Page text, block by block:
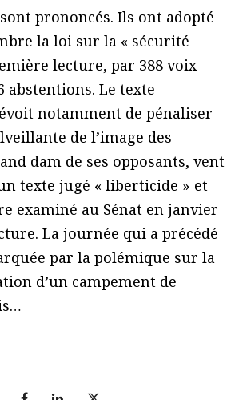
prononcés. Ils ont adopté
la loi sur la « sécurité
lecture, par 388 voix
abstentions. Le texte
notamment de pénaliser
de l’image des
dam de ses opposants, vent
texte jugé « liberticide » et
examiné au Sénat en janvier
La journée qui a précédé
par la polémique sur la
d’un campement de